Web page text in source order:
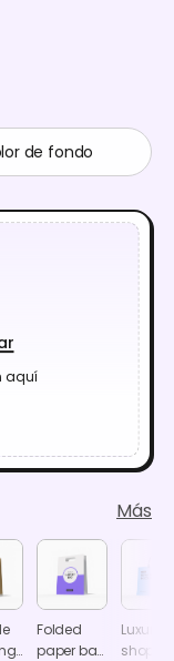
aquí
de fondo
Más
Folded
paper bag
Luxury